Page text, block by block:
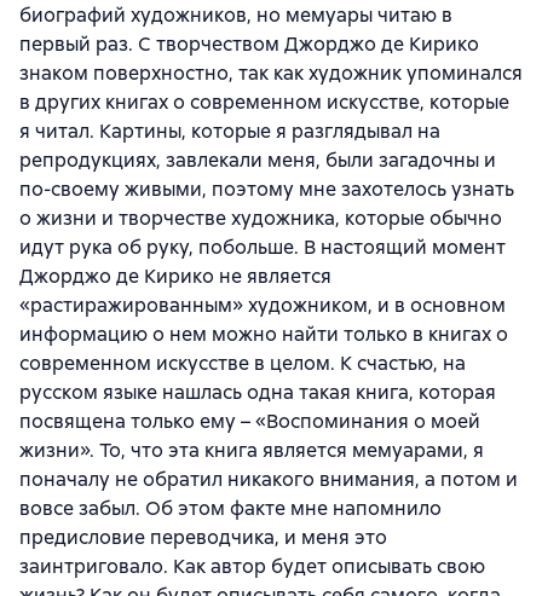
биографий художников, но мемуары читаю в
первый раз. С творчеством Джорджо де Кирико
знаком поверхностно, так как художник упоминался
в других книгах о современном искусстве, которые
я читал. Картины, которые я разглядывал на
репродукциях, завлекали меня, были загадочны и
по-своему живыми, поэтому мне захотелось узнать
о жизни и творчестве художника, которые обычно
идут рука об руку, побольше. В настоящий момент
Джорджо де Кирико не является
«растиражированным» художником, и в основном
информацию о нем можно найти только в книгах о
современном искусстве в целом. К счастью, на
русском языке нашлась одна такая книга, которая
посвящена только ему – «Воспоминания о моей
жизни». То, что эта книга является мемуарами, я
поначалу не обратил никакого внимания, а потом и
вовсе забыл. Об этом факте мне напомнило
предисловие переводчика, и меня это
заинтриговало. Как автор будет описывать свою